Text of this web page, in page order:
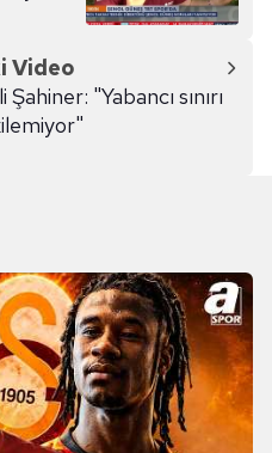
Video
"Yabancı sınırı